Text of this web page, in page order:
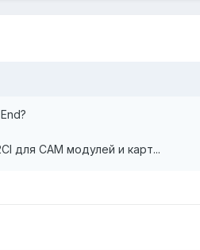
для САМ модулей и карт...